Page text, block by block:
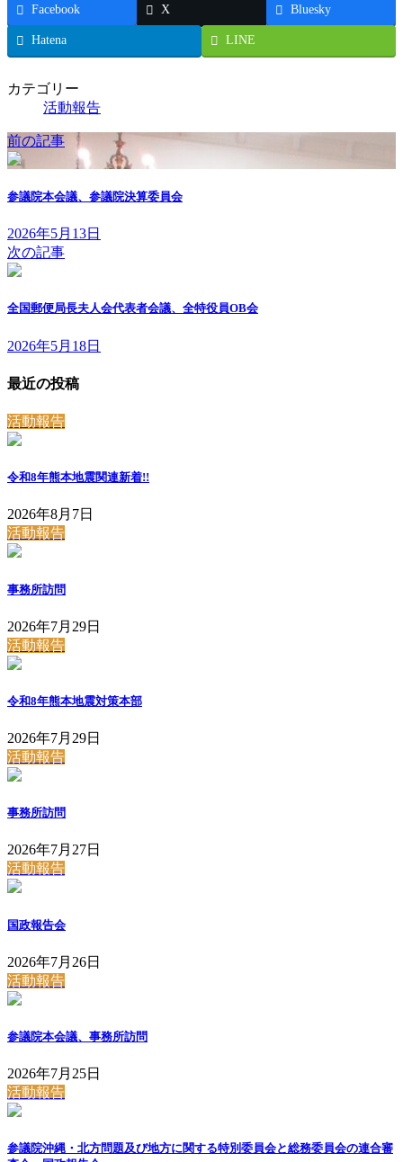
Facebook X Bluesky
Hatena LINE
カテゴリー
活動報告
前の記事
参議院本会議、参議院決算委員会
2026年5月13日
次の記事
全国郵便局長夫人会代表者会議、全特役員OB会
2026年5月18日
最近の投稿
活動報告
令和8年熊本地震関連新着!!
2026年8月7日
活動報告
事務所訪問
2026年7月29日
活動報告
令和8年熊本地震対策本部
2026年7月29日
活動報告
事務所訪問
2026年7月27日
活動報告
国政報告会
2026年7月26日
活動報告
参議院本会議、事務所訪問
2026年7月25日
活動報告
参議院沖縄・北方問題及び地方に関する特別委員会と総務委員会の連合審